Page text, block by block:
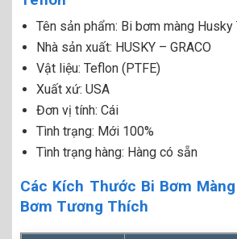
Tên sản phẩm: Bi bơm màng Husky
Nhà sản xuất: HUSKY – GRACO
Vật liệu: Teflon (PTFE)
Xuất xứ: USA
Đơn vị tính: Cái
Tình trạng: Mới 100%
Tình trạng hàng: Hàng có sẵn
Các Kích Thước Bi Bơm
Bơm Tương Thích